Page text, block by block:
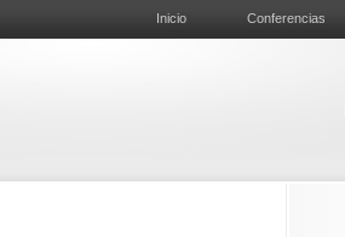
Inicio Conferencias